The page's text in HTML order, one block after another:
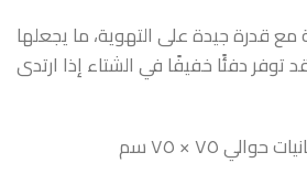
قدرة جيدة على التهوية، ما يجعلها
دفئًا خفيفًا في الشتاء إذا ارتدى
٧٥ × ٧٥ سم